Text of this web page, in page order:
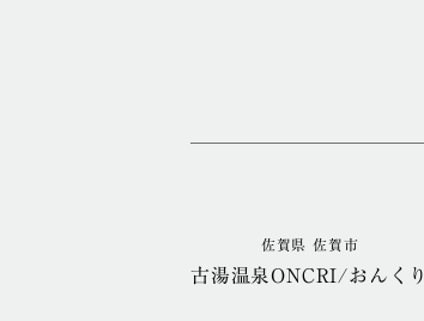
佐賀県 佐賀市
古湯温泉ONCRI/おんくり